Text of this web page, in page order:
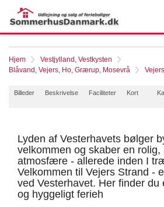
Hjem
Vestjylland, Vestkysten
Blåvand, Vejers, Ho, Grærup, Mosevrå
Vejers
Billeder Beskrivelse Faciliteter Kort
Lyden af Vesterhavets bølger
velkommen og skaber en rolig,
atmosfære - allerede inden I
Velkommen til Vejers Strand -
ved Vesterhavet. Her finder du
og hyggeligt ferieh